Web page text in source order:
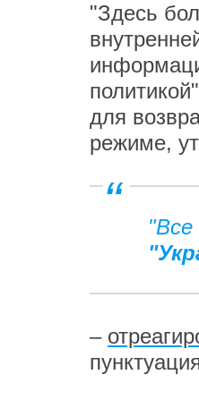
"Здесь
для
режиме,
–